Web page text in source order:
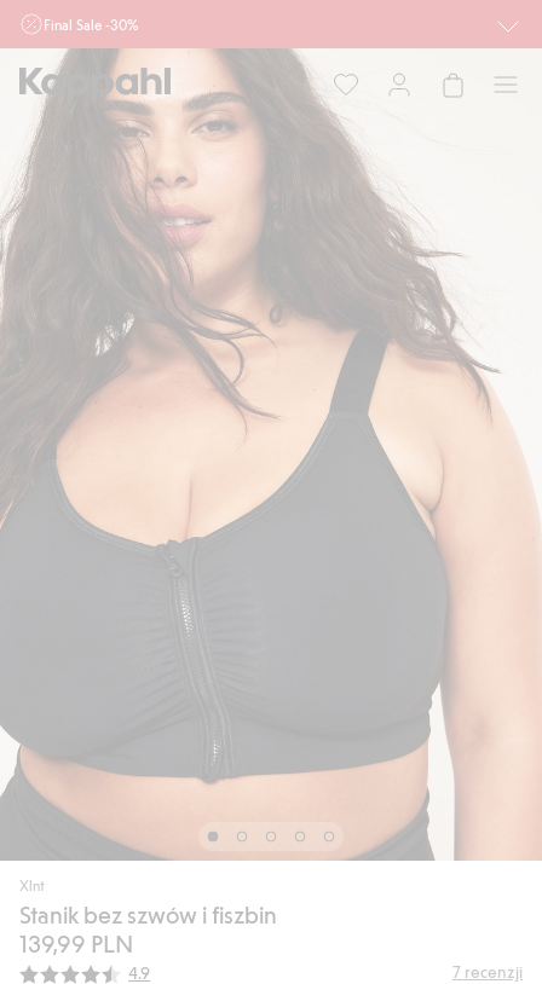
Final Sale -30%
Ważne przy zakupie min. 2 sztuk produktów włączonych w ofertę, również z
działu outlet do 10.8 w sklepach Kappahl i Newbie oraz na kappahl.com. Ofert
nie łączymy
Kobieta Mężczyzna
Xlnt
Stanik bez szwów i fiszbin
139,99 PLN
Średnia ocena:
4.9 7 recenzji